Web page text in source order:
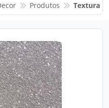
Produtos Textura